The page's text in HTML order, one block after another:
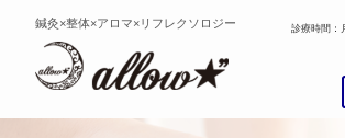
鍼灸×整体×アロマ×リフレクソロジー
診療時間：